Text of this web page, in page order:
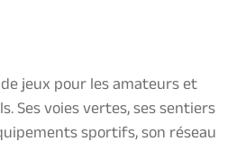
jeux pour les amateurs et
Ses voies vertes, ses sentiers
sportifs, son réseau